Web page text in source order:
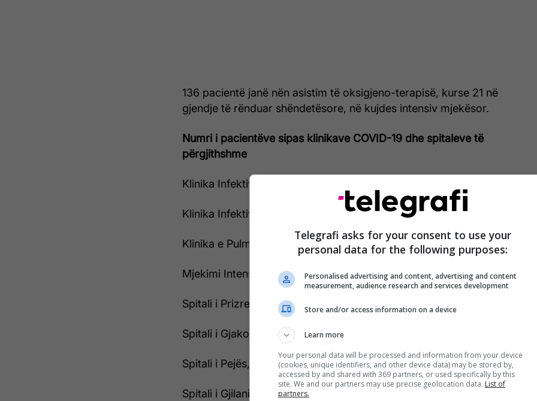
136 pacientë janë nën asistim të oksigjeno-terapisë, kurse 21 në
gjendje të rënduar shëndetësore, në kujdes intensiv mjekësor.
Numri i pacientëve sipas klinikave COVID-19 dhe spitaleve të
përgjithshme
Klinika Infektive, 41 pacientë
Klinika Infektive II ( Mjekësi Sportive) 17 pacientë
Klinika e Pulmologjisë, 25 pacientë post-covid-19
Mjekimi Intensiv në Klinikë Infektive, 10 pacientë
Spitali i Prizrenit, 7 pacientë
Spitali i Gjakovës, 18 pacientë
Spitali i Pejës, 34 pacientë
Spitali i Gjilanit, 11 pacientë
Telegrafi asks for your consent to use your
personal data for the following purposes:
Personalised advertising and content, advertising and content
measurement, audience research and services development
Store and/or access information on a device
Learn more
Your personal data will be processed and information from your device
(cookies, unique identifiers, and other device data) may be stored by,
accessed by and shared with 369 partners, or used specifically by this
site. We and our partners may use precise geolocation data. List of
partners.